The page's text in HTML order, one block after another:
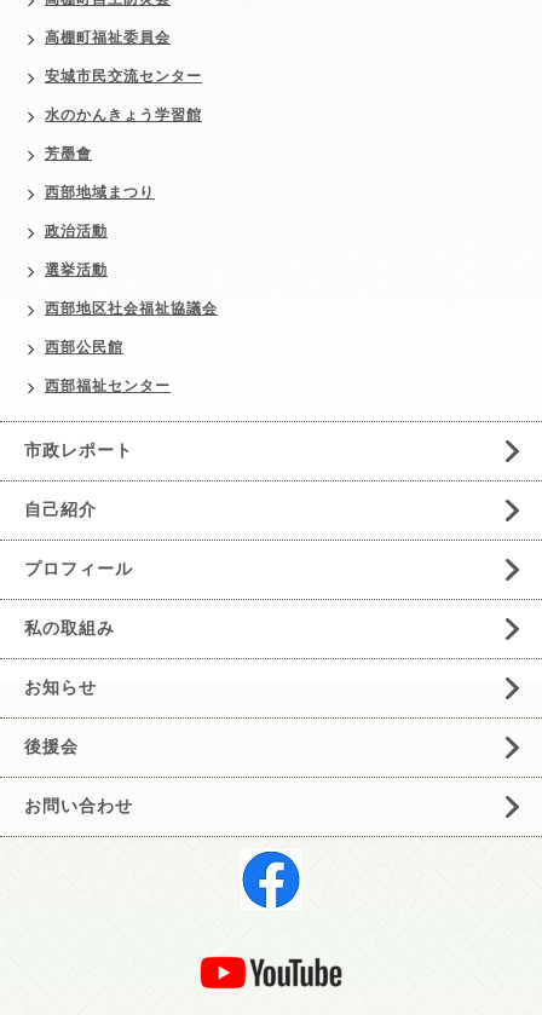
高棚町福祉委員会
安城市民交流センター
水のかんきょう学習館
芳墨會
西部地域まつり
政治活動
選挙活動
西部地区社会福祉協議会
西部公民館
西部福祉センター
市政レポート
自己紹介
プロフィール
私の取組み
お知らせ
後援会
お問い合わせ